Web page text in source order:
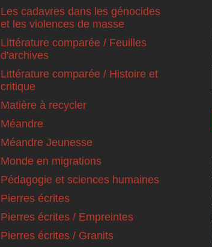
Les cadavres dans les génocides
et les violences de masse
Littérature comparée / Feuilles
d'archives
Littérature comparée / Histoire et
critique
Matière à recycler
Méandre
Méandre Jeunesse
Monde en migrations
Pédagogie et sciences humaines
Pierres écrites
Pierres écrites / Empreintes
Pierres écrites / Granits